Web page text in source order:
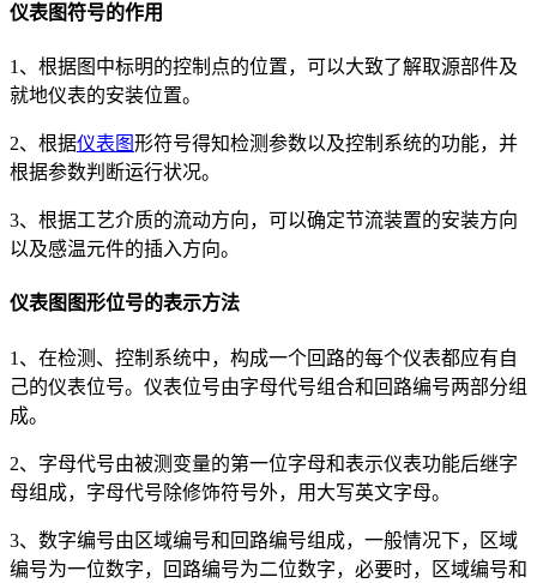
仪表图符号的作用
1、根据图中标明的控制点的位置，可以大致了解取源部件及
就地仪表的安装位置。
2、根据仪表图形符号得知检测参数以及控制系统的功能，并
根据参数判断运行状况。
3、根据工艺介质的流动方向，可以确定节流装置的安装方向
以及感温元件的插入方向。
仪表图图形位号的表示方法
1、在检测、控制系统中，构成一个回路的每个仪表都应有自
己的仪表位号。仪表位号由字母代号组合和回路编号两部分组
成。
2、字母代号由被测变量的第一位字母和表示仪表功能后继字
母组成，字母代号除修饰符号外，用大写英文字母。
3、数字编号由区域编号和回路编号组成，一般情况下，区域
编号为一位数字，回路编号为二位数字，必要时，区域编号和